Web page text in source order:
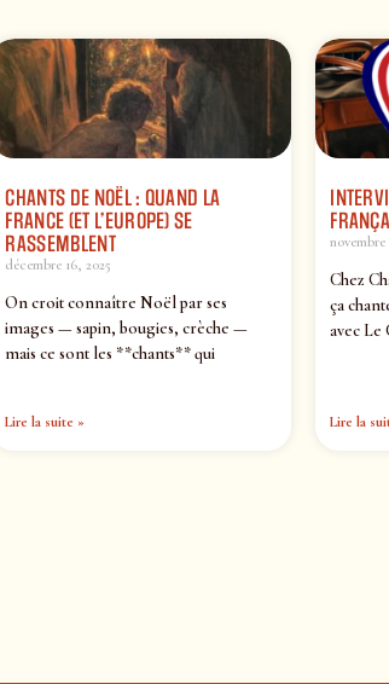
CHANTS DE NOËL : QUAND LA
FRANCE (ET L’EUROPE) SE
RASSEMBLENT
décembre 16, 2025
On croit connaître Noël par ses
images — sapin, bougies, crèche —
mais ce sont les **chants** qui
Lire la suite »
novembre
Chez
ça
avec Le
Lire la